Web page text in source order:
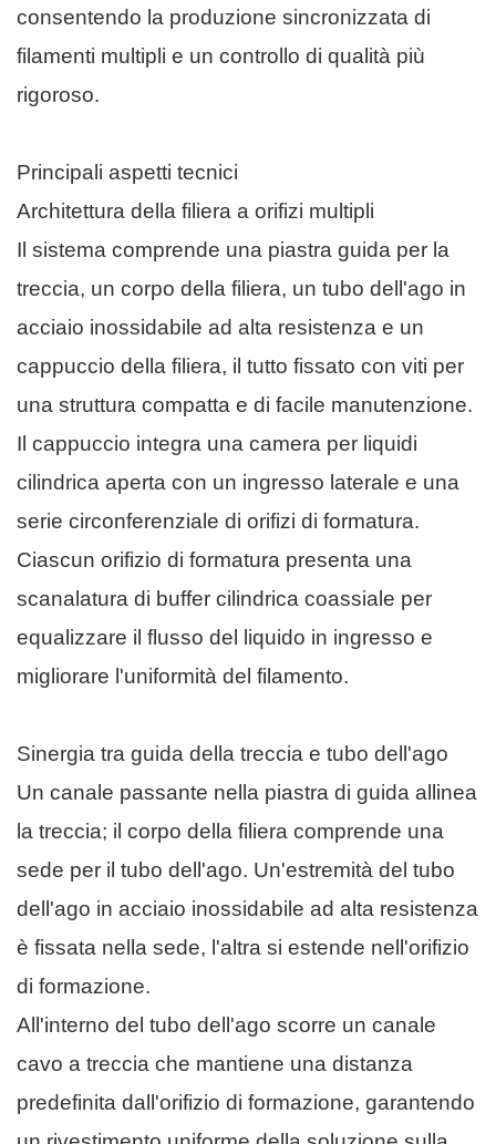
consentendo la produzione sincronizzata di
filamenti multipli e un controllo di qualità più
rigoroso.
Principali aspetti tecnici
Architettura della filiera a orifizi multipli
Il sistema comprende una piastra guida per la
treccia, un corpo della filiera, un tubo dell'ago in
acciaio inossidabile ad alta resistenza e un
cappuccio della filiera, il tutto fissato con viti per
una struttura compatta e di facile manutenzione.
Il cappuccio integra una camera per liquidi
cilindrica aperta con un ingresso laterale e una
serie circonferenziale di orifizi di formatura.
Ciascun orifizio di formatura presenta una
scanalatura di buffer cilindrica coassiale per
equalizzare il flusso del liquido in ingresso e
migliorare l'uniformità del filamento.
Sinergia tra guida della treccia e tubo dell'ago
Un canale passante nella piastra di guida allinea
la treccia; il corpo della filiera comprende una
sede per il tubo dell'ago. Un'estremità del tubo
dell'ago in acciaio inossidabile ad alta resistenza
è fissata nella sede, l'altra si estende nell'orifizio
di formazione.
All'interno del tubo dell'ago scorre un canale
cavo a treccia che mantiene una distanza
predefinita dall'orifizio di formazione, garantendo